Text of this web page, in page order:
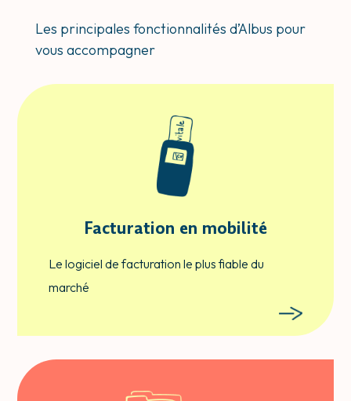
Les principales fonctionnalités d’Albus pour
vous accompagner
Facturation en mobilité
Le logiciel de facturation le plus fiable du
marché